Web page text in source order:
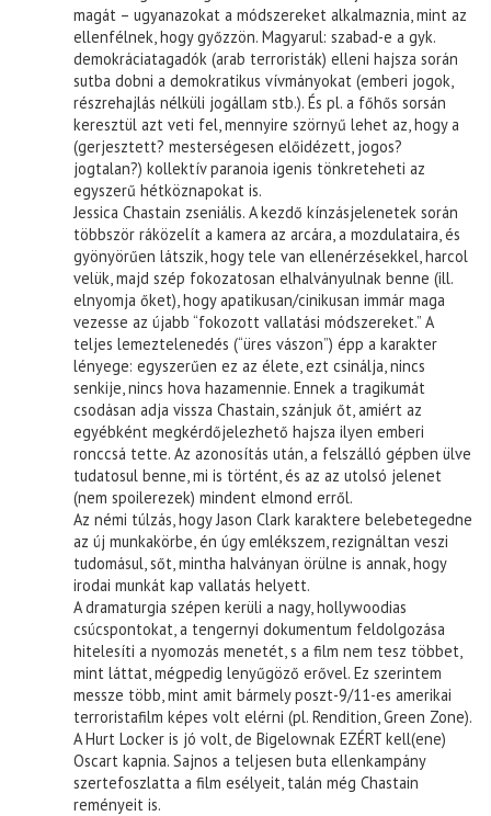
magát – ugyanazokat a módszereket alkalmaznia, mint az
ellenfélnek, hogy győzzön. Magyarul: szabad-e a gyk.
demokráciatagadók (arab terroristák) elleni hajsza során
sutba dobni a demokratikus vívmányokat (emberi jogok,
részrehajlás nélküli jogállam stb.). És pl. a főhős sorsán
keresztül azt veti fel, mennyire szörnyű lehet az, hogy a
(gerjesztett? mesterségesen előidézett, jogos?
jogtalan?) kollektív paranoia igenis tönkreteheti az
egyszerű hétköznapokat is.
Jessica Chastain zseniális. A kezdő kínzásjelenetek során
többször ráközelít a kamera az arcára, a mozdulataira, és
gyönyörűen látszik, hogy tele van ellenérzésekkel, harcol
velük, majd szép fokozatosan elhalványulnak benne (ill.
elnyomja őket), hogy apatikusan/cinikusan immár maga
vezesse az újabb “fokozott vallatási módszereket.” A
teljes lemeztelenedés (“üres vászon”) épp a karakter
lényege: egyszerűen ez az élete, ezt csinálja, nincs
senkije, nincs hova hazamennie. Ennek a tragikumát
csodásan adja vissza Chastain, szánjuk őt, amiért az
egyébként megkérdőjelezhető hajsza ilyen emberi
ronccsá tette. Az azonosítás után, a felszálló gépben ülve
tudatosul benne, mi is történt, és az az utolsó jelenet
(nem spoilerezek) mindent elmond erről.
Az némi túlzás, hogy Jason Clark karaktere belebetegedne
az új munkakörbe, én úgy emlékszem, rezignáltan veszi
tudomásul, sőt, mintha halványan örülne is annak, hogy
irodai munkát kap vallatás helyett.
A dramaturgia szépen kerüli a nagy, hollywoodias
csúcspontokat, a tengernyi dokumentum feldolgozása
hitelesíti a nyomozás menetét, s a film nem tesz többet,
mint láttat, mégpedig lenyűgöző erővel. Ez szerintem
messze több, mint amit bármely poszt-9/11-es amerikai
terroristafilm képes volt elérni (pl. Rendition, Green Zone).
A Hurt Locker is jó volt, de Bigelownak EZÉRT kell(ene)
Oscart kapnia. Sajnos a teljesen buta ellenkampány
szertefoszlatta a film esélyeit, talán még Chastain
reményeit is.